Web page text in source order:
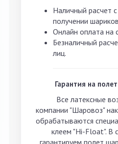
Наличный расчет
получении
Онлайн оплата на
Безналичный
лиц.
Гарантия на
Все латексные
компании "Шаровоз"
обрабатываются
клеем "Hi-Float". В
гарантируем полет